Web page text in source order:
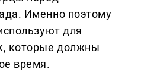
Именно поэтому
для
которые должны
время.